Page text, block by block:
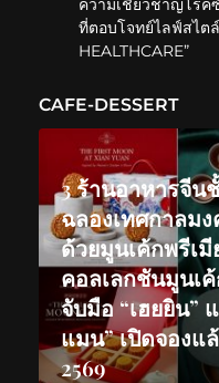
ความเชี่ยวชาญโรค
ที่ตอบโจทย์ไลฟ์สไต
HEALTHCARE”
CAFE-DESSERT
3 ร้านอาหารจีน
ฉลองเทศกาลม
ด้วยมูนเค้กพรีเมี
คอลเลกชันมูนเ
จับมือ “เฮยยิน”
แมน” เปิดจองแ
2569